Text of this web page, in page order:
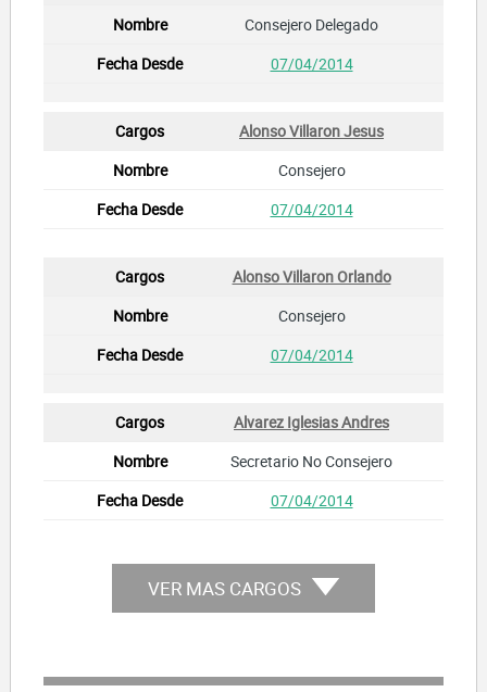
Consejero Delegado
07/04/2014
Alonso Villaron Jesus
Consejero
07/04/2014
Alonso Villaron Orlando
Consejero
07/04/2014
Alvarez Iglesias Andres
Secretario No Consejero
07/04/2014
VER MAS CARGOS